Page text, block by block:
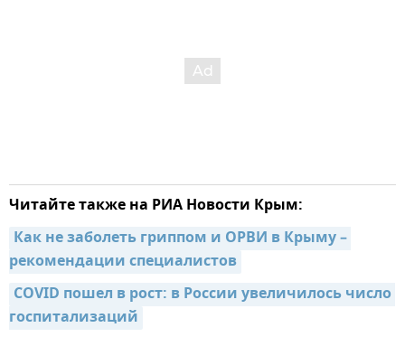
Читайте также на РИА Новости Крым:
Как не заболеть гриппом и ОРВИ в Крыму –
рекомендации специалистов
COVID пошел в рост: в России увеличилось число
госпитализаций